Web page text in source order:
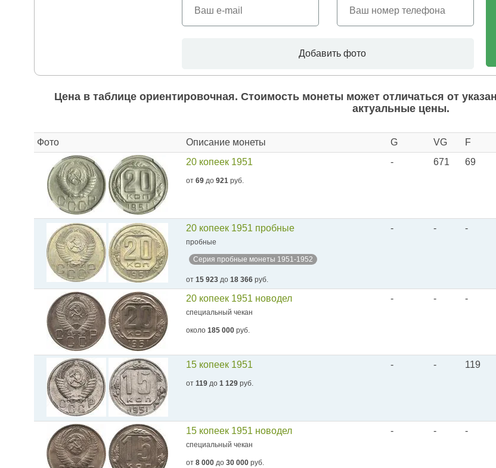
Добавить фото
Цена в таблице ориентировочная. Стоимость монеты может отличаться от
актуальные цены.
Фото Описание монеты G VG F
20 копеек 1951
от 69 до 921 руб.
- 671 69
20 копеек 1951 пробные
пробные
Серия пробные монеты 1951-1952
от 15 923 до 18 366 руб.
- - -
20 копеек 1951 новодел
специальный чекан
около 185 000 руб.
- - -
15 копеек 1951
от 119 до 1 129 руб.
- - 119
15 копеек 1951 новодел
специальный чекан
от 8 000 до 30 000 руб.
- - -